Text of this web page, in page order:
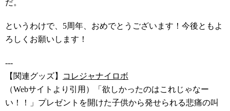
だ。
というわけで、5周年、おめでとうございます！今後ともよ
ろしくお願いします！
---
【関連グッズ】
コレジャナイロボ
（Webサイトより引用）「欲しかったのはこれじゃなー
い！！」プレゼントを開けた子供から発せられる悲痛の叫